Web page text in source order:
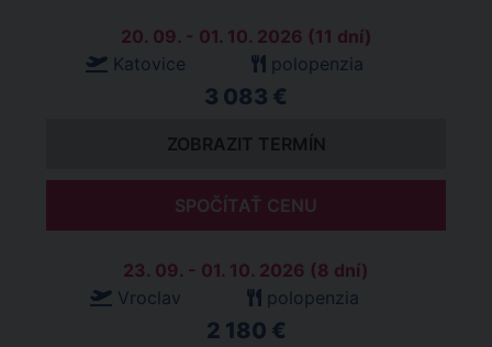
20. 09. - 01. 10. 2026 (11 dní)
Katovice
polopenzia
3 083 €
ZOBRAZIT TERMÍN
SPOČÍTAŤ CENU
23. 09. - 01. 10. 2026 (8 dní)
Vroclav
polopenzia
2 180 €